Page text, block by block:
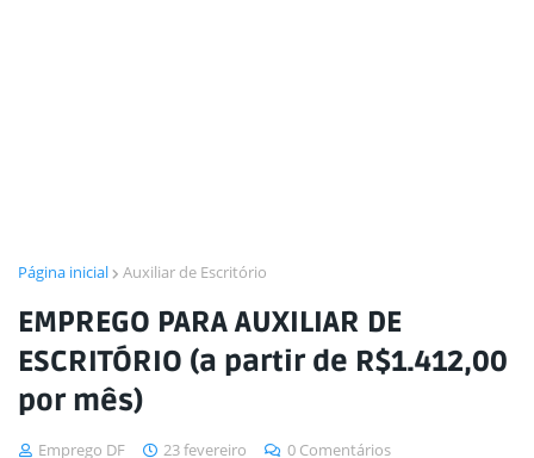
Página inicial Auxiliar de Escritório
EMPREGO PARA AUXILIAR DE
ESCRITÓRIO (a partir de R$1.412,00
por mês)
Emprego DF 23 fevereiro 0 Comentários